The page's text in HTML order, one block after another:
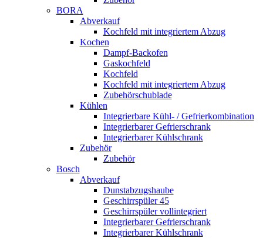
BORA
Abverkauf
Kochfeld mit integriertem Abzug
Kochen
Dampf-Backofen
Gaskochfeld
Kochfeld
Kochfeld mit integriertem Abzug
Zubehörschublade
Kühlen
Integrierbare Kühl- / Gefrierkombination
Integrierbarer Gefrierschrank
Integrierbarer Kühlschrank
Zubehör
Zubehör
Bosch
Abverkauf
Dunstabzugshaube
Geschirrspüler 45
Geschirrspüler vollintegriert
Integrierbarer Gefrierschrank
Integrierbarer Kühlschrank